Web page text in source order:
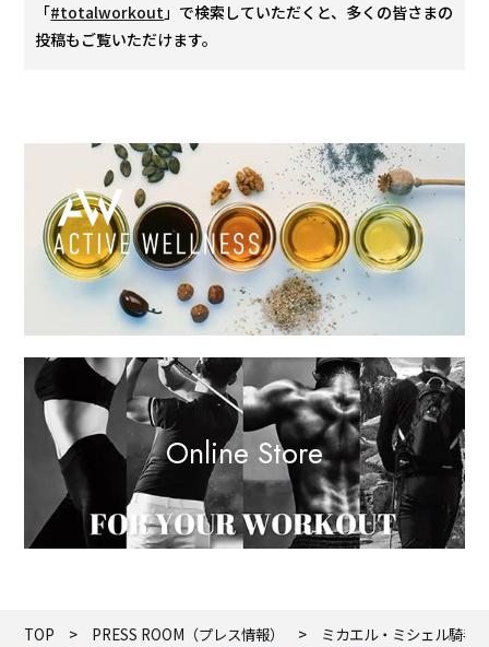
「#totalworkout」で検索していただくと、多くの皆さまの
投稿もご覧いただけます。
Online Store
TOP PRESS ROOM（プレス情報） ミカエル・ミシェル騎手